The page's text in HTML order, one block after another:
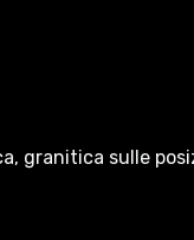
granitica sulle